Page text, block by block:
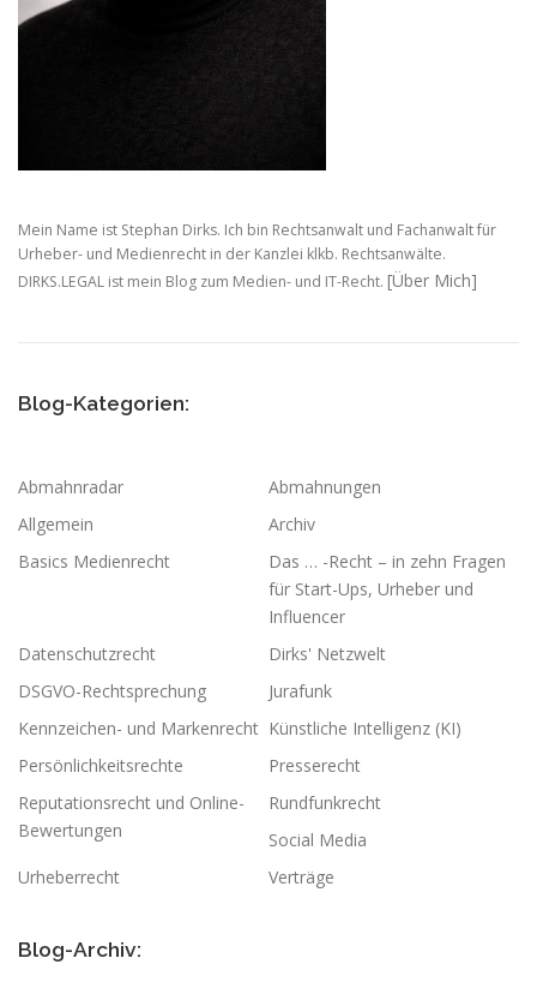
Mein Name ist Stephan Dirks. Ich bin Rechtsanwalt und Fachanwalt für
Urheber- und Medienrecht in der Kanzlei klkb. Rechtsanwälte.
DIRKS.LEGAL ist mein Blog zum Medien- und IT-Recht. [Über Mich]
Blog-Kategorien:
Abmahnradar
Abmahnungen
Allgemein
Archiv
Basics Medienrecht
Das … -Recht – in zehn Fragen
für Start-Ups, Urheber und
Influencer
Datenschutzrecht
Dirks' Netzwelt
DSGVO-Rechtsprechung
Jurafunk
Kennzeichen- und Markenrecht Künstliche Intelligenz (KI)
Persönlichkeitsrechte
Presserecht
Reputationsrecht und Online-
Bewertungen
Rundfunkrecht
Social Media
Urheberrecht
Verträge
Blog-Archiv: